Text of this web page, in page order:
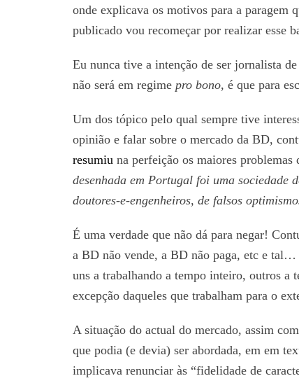
onde explicava os motivos para a paragem
publicado vou recomeçar por realizar esse
Eu nunca tive a intenção de ser jornalista
não será em regime pro bono, é que para
Um dos tópico pelo qual sempre tive
opinião e falar sobre o mercado da BD,
resumiu na perfeição os maiores
desenhada em Portugal foi uma sociedade
doutores-e-engenheiros, de falsos
É uma verdade que não dá para negar!
a BD não vende, a BD não paga, etc e
uns a trabalhando a tempo inteiro, outros a
excepção daqueles que trabalham para o
A situação do actual do mercado, assim
que podia (e devia) ser abordada, em em
implicava renunciar às “fidelidade de